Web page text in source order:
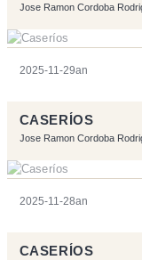
Jose Ramon Cordoba
2025-11-29an
CASERÍOS
Jose Ramon Cordoba
2025-11-28an
CASERÍOS